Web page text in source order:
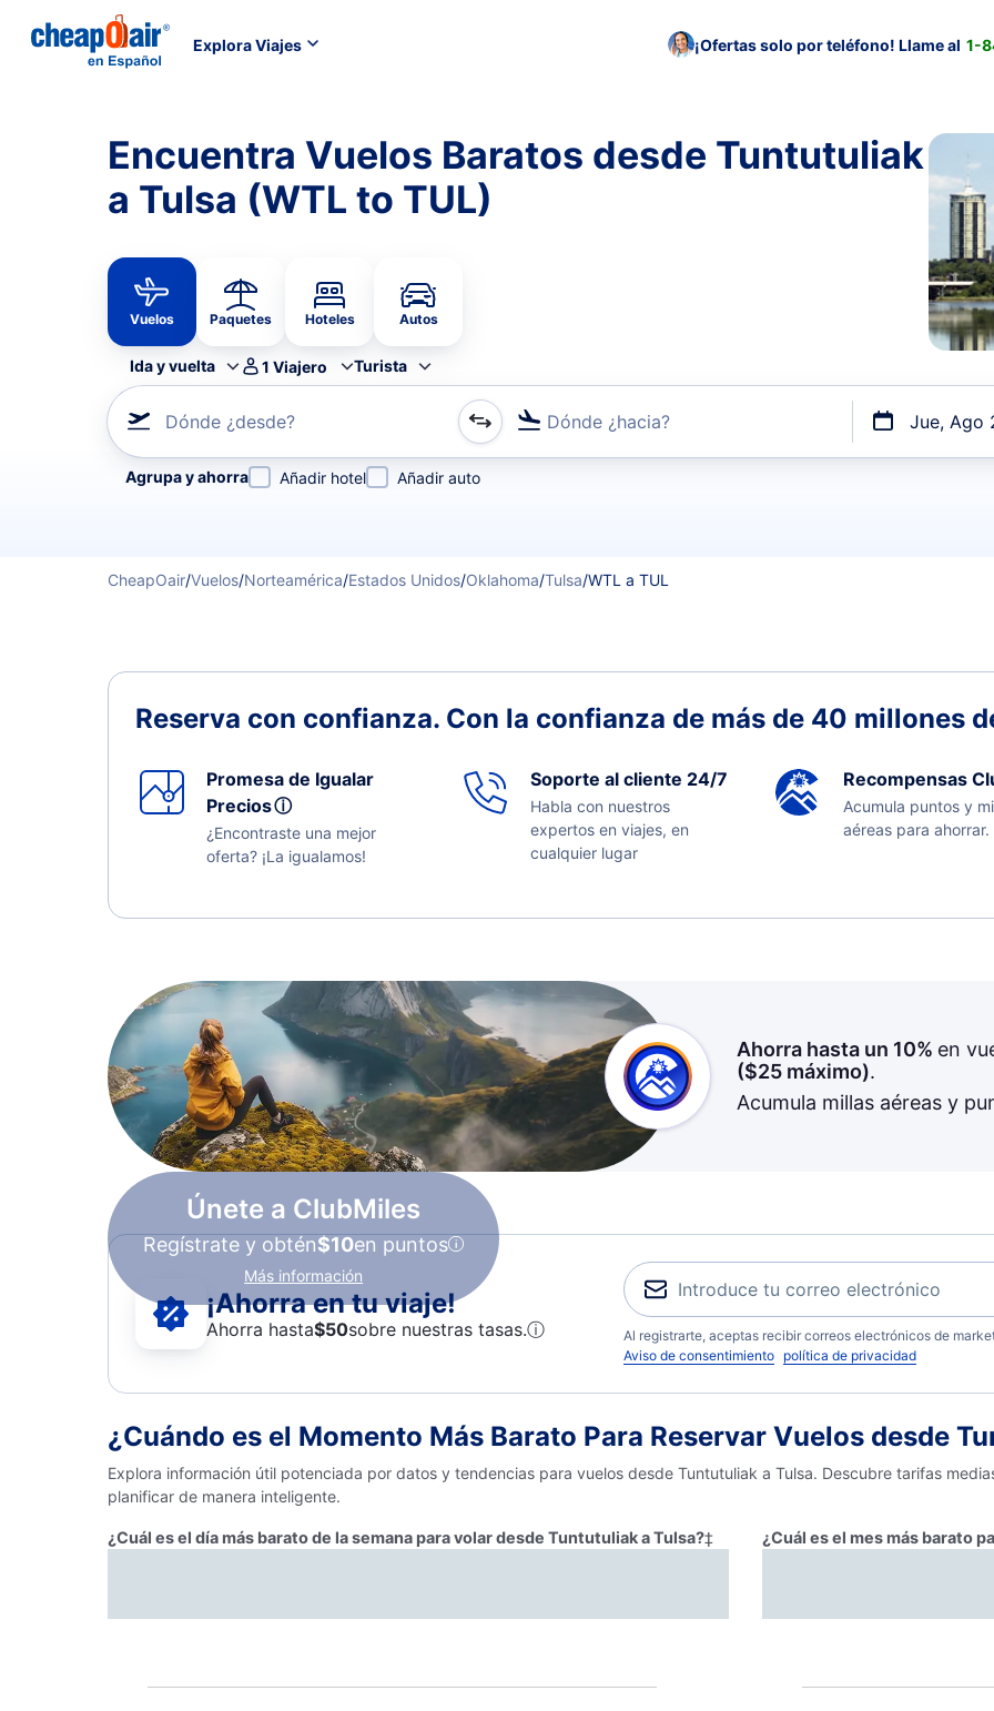
Explora Viajes ¡Ofertas solo por teléfono! Llame al 1-
Encuentra Vuelos Baratos desde Tuntutuliak
a Tulsa (WTL to TUL)
Vuelos Paquetes Hoteles Autos
Ida y vuelta 1 Viajero Turista
Dónde ¿desde? Dónde ¿hacia? Jue, Ago
Refina tu búsqueda por aerolínea, por ciudad o aeropuerto o por vuelos directos
Agrupa y ahorra Añadir hotel Añadir auto
CheapOair/Vuelos/Norteamérica/Estados Unidos/Oklahoma/Tulsa/WTL a TUL
Reserva con confianza. Con la confianza de más de 40 millones
Promesa de Igualar
Preciosⓘ
¿Encontraste una mejor
oferta? ¡La igualamos!
Soporte al cliente 24/7
Habla con nuestros
expertos en viajes, en
cualquier lugar
Recompensas
Acumula puntos y
aéreas para ahorrar.
Únete a ClubMiles
Regístrate y obtén$10en puntos
Más información
Ahorra hasta un 10% en
($25máximo).
Acumula millas aéreas y
¡Ahorra en tu viaje!
Ahorra hasta$50sobre nuestras tasas.ⓘ
Al registrarte, aceptas recibir correos electrónicos de
Aviso de consentimiento política de privacidad
¿Cuándo es el Momento Más Barato Para Reservar Vuelos desde
Explora información útil potenciada por datos y tendencias para vuelos desde Tuntutuliak a Tulsa. Descubre tarifas
planificar de manera inteligente.
¿Cuál es el día más barato de la semana para volar desde Tuntutuliak a Tulsa?‡ ¿Cuál es el mes más barato